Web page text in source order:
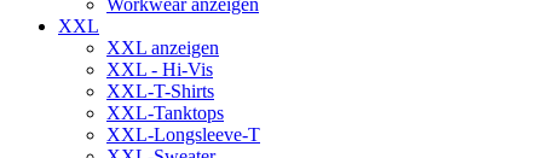
Workwear anzeigen
XXL
XXL anzeigen
XXL - Hi-Vis
XXL-T-Shirts
XXL-Tanktops
XXL-Longsleeve-T